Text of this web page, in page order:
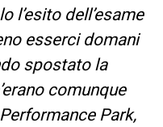
l’esito dell’esame
esserci domani
spostato la
comunque
Park,